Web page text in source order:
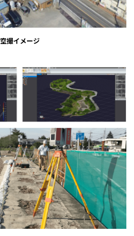
空撮イメージ